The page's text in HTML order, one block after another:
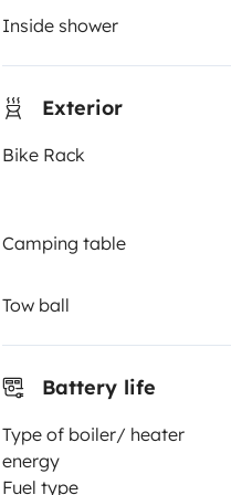
Inside shower
Exterior
Bike Rack
Camping table
Tow ball
Battery life
Type of boiler/ heater
energy
Fuel type
Leader Camp Duo
abroad ?